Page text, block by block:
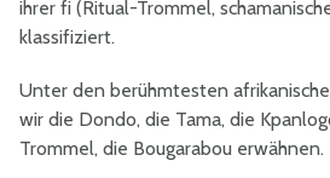
ihrer fi (Ritual-Trommel,
klassifiziert.
Unter den berühmtesten
wir die Dondo, die Tama, die
Trommel, die Bougarabou erwähnen.